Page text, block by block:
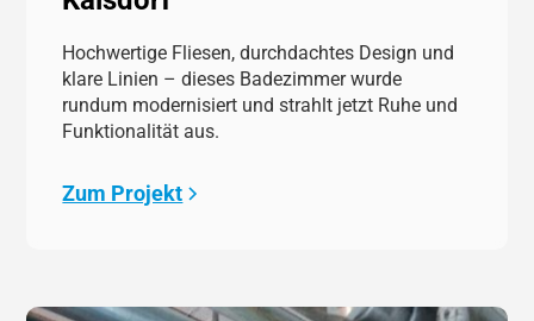
Hochwertige Fliesen, durchdachtes Design und
klare Linien – dieses Badezimmer wurde
rundum modernisiert und strahlt jetzt Ruhe und
Funktionalität aus.
Zum Projekt